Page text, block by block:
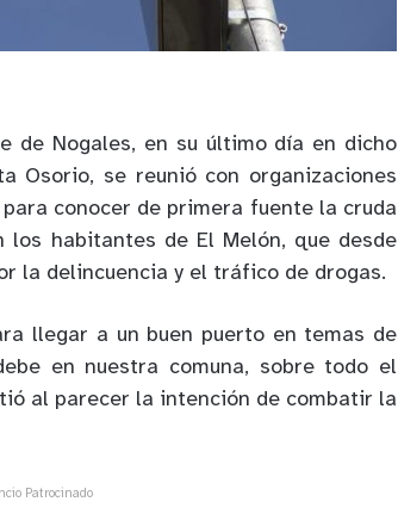
de Nogales, en su último día en dicho
Osorio, se reunió con organizaciones
conocer de primera fuente la cruda
los habitantes de El Melón, que desde
la delincuencia y el tráfico de drogas.
llegar a un buen puerto en temas de
en nuestra comuna, sobre todo el
al parecer la intención de combatir la
Patrocinado